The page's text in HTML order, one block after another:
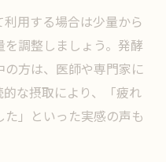
用する場合は少量から
調整しましょう。発酵
方は、医師や専門家に
な摂取により、「疲れ
」といった実感の声も